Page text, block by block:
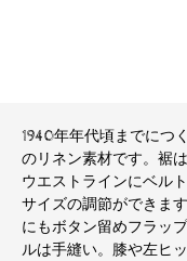
1940年年代頃までにつ
のリネン素材です。裾
ウエストラインにベル
サイズの調節ができま
にもボタン留めフラッ
ルは手縫い。膝や左ヒ